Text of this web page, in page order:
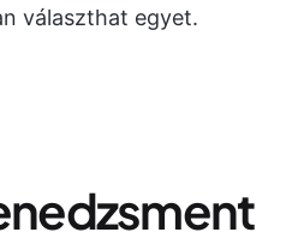
választhat egyet.